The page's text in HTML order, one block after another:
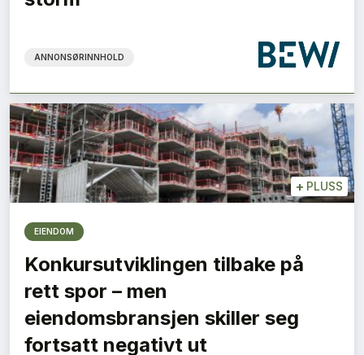
ANNONSØRINNHOLD
+ PLUSS
EIENDOM
Konkursutviklingen tilbake på
rett spor – men
eiendomsbransjen skiller seg
fortsatt negativt ut